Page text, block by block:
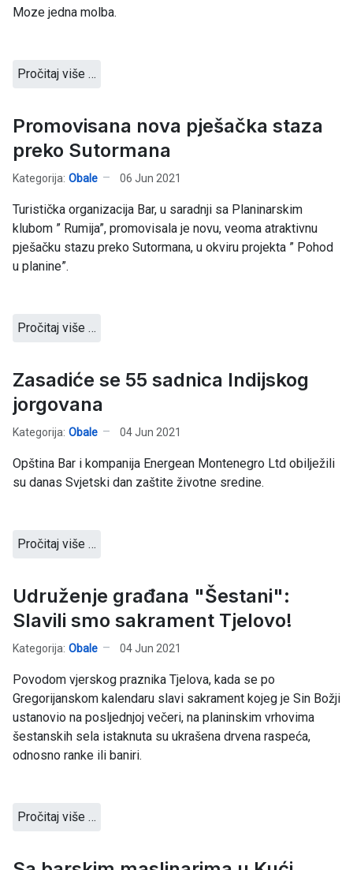
Moze jedna molba.
Pročitaj više …
Promovisana nova pješačka staza
preko Sutormana
Kategorija: Obale 06 Jun 2021
Turistička organizacija Bar, u saradnji sa Planinarskim
klubom ” Rumija”, promovisala je novu, veoma atraktivnu
pješačku stazu preko Sutormana, u okviru projekta ” Pohod
u planine”.
Pročitaj više …
Zasadiće se 55 sadnica Indijskog
jorgovana
Kategorija: Obale 04 Jun 2021
Opština Bar i kompanija Energean Montenegro Ltd obilježili
su danas Svjetski dan zaštite životne sredine.
Pročitaj više …
Udruženje građana "Šestani":
Slavili smo sakrament Tjelovo!
Kategorija: Obale 04 Jun 2021
Povodom vjerskog praznika Tjelova, kada se po
Gregorijanskom kalendaru slavi sakrament kojeg je Sin Božji
ustanovio na posljednjoj večeri, na planinskim vrhovima
šestanskih sela istaknuta su ukrašena drvena raspeća,
odnosno ranke ili baniri.
Pročitaj više …